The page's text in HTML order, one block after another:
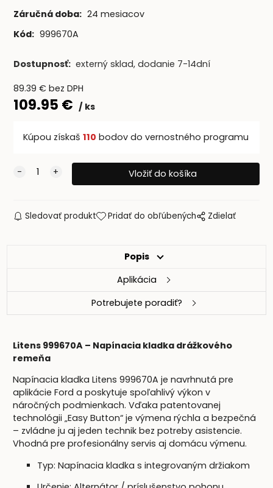
Záručná doba: 24 mesiacov
Kód: 999670A
Dostupnosť: externý sklad, dodanie 7-14dní
89.39 € bez DPH
109.95 € ks
Kúpou získaš 110 bodov do vernostného programu
Sledovať produkt Pridať do obľúbených Zdielať
Popis
Aplikácia
Potrebujete poradiť?
Litens 999670A – Napínacia kladka drážkového
remeňa
Napínacia kladka Litens 999670A je navrhnutá pre
aplikácie Ford a poskytuje spoľahlivý výkon v
náročných podmienkach. Vďaka patentovanej
technológii „Easy Button“ je výmena rýchla a bezpečná
– zvládne ju aj jeden technik bez potreby asistencie.
Vhodná pre profesionálny servis aj domácu výmenu.
Typ: Napínacia kladka s integrovaným držiakom